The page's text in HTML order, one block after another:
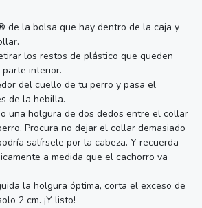
de la bolsa que hay dentro de la caja y
los restos de plástico que queden
interior.
del cuello de tu perro y pasa el
de la hebilla.
una holgura de dos dedos entre el collar
Procura no dejar el collar demasiado
salírsele por la cabeza. Y recuerda
a medida que el cachorro va
la holgura óptima, corta el exceso de
2 cm. ¡Y listo!